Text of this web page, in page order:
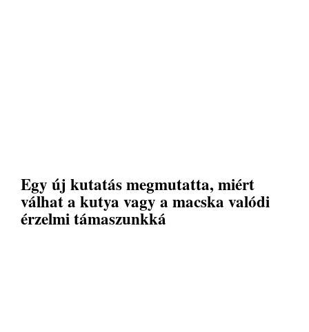
Egy új kutatás megmutatta, miért
válhat a kutya vagy a macska valódi
érzelmi támaszunkká